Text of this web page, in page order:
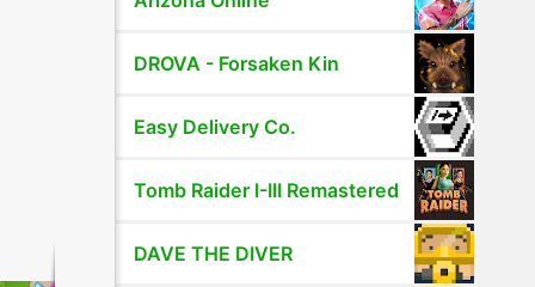
DROVA - Forsaken Kin
Easy Delivery Co.
Tomb Raider I-III Remastered
DAVE THE DIVER